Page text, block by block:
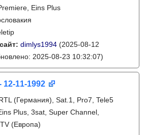
Eins Plus
dimlys1994 (2025-08-12
2025-08-23 10:32:07)
12-11-1992
(Германия), Sat.1, Pro7, Tele5
Plus, 3sat, Super Channel,
(Европа)